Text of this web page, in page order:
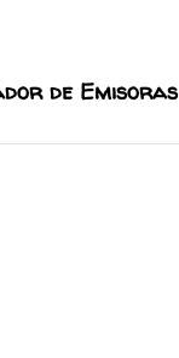
de Emisoras